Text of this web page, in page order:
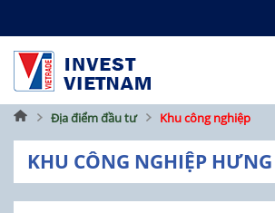
Trang
chủ
Địa điểm đầu tư Khu công nghiệp
KHU CÔNG NGHIỆP